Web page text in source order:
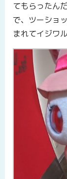
てもらったん
で、ツーショ
まれてイジワ